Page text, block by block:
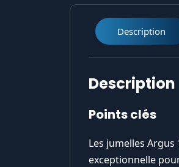
Description
Description
Points clés
Les jumelles
exceptionnelle